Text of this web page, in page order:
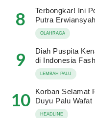
8
Terbongkar! Ini
Putra
OLAHRAGA
9
Diah Puspita
di Indonesia
LEMBAH PALU
10
Korban Selamat
Duyu Palu
HEADLINE